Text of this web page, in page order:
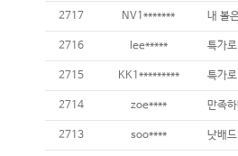
2717 NV1******* 내 볼
2716 lee***** 특가
2715 KK1*********
2714 zoe**** 만족
2713 soo**** 낫배드